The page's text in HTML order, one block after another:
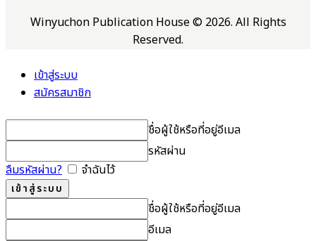
Winyuchon Publication House © 2026. All Rights
Reserved.
เข้าสู่ระบบ
สมัครสมาชิก
ชื่อผู้ใช้หรือที่อยู่อีเมล
รหัสผ่าน
ลืมรหัสผ่าน?
จำฉันไว้
ชื่อผู้ใช้หรือที่อยู่อีเมล
อีเมล